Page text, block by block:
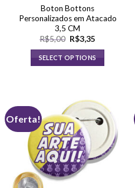
Boton Bottons
Personalizados em Atacado
3,5 CM
R$5,00 O
preço
original
era:
R$5,00.
R$3,35
atual
é:
R$3,35.
SELECT OPTIONS
Oferta!